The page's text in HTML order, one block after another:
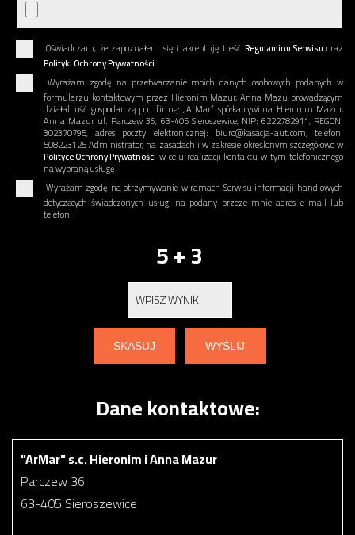
Oświadczam, że zapoznałem się i akceptuję treść Regulaminu Serwisu oraz
Polityki Ochrony Prywatności.
Wyrażam zgodę na przetwarzanie moich danych osobowych podanych w
formularzu kontaktowym przez Hieronim Mazur, Anna Mazu prowadzącym
działalność gospodarczą pod firmą: „ArMar” spółka cywilna Hieronim Mazur,
Anna Mazur ul. Parczew 36, 63-405 Sieroszewice, NIP: 6222782911, REGON:
302370795, adres poczty elektronicznej: biuro@kasacja-aut.com, telefon:
508223125 Administrator, na zasadach i w zakresie określonym szczegółowo w
Polityce Ochrony Prywatności w celu realizacji kontaktu w tym telefonicznego
na wybraną usługę.
Wyrażam zgodę na otrzymywanie w ramach Serwisu informacji handlowych
dotyczących świadczonych usługi na podany przeze mnie adres e-mail lub
telefon.
5 + 3
Dane kontaktowe:
"ArMar" s.c. Hieronim i Anna Mazur
Parczew 36
63-405 Sieroszewice